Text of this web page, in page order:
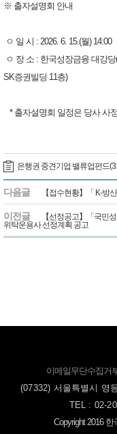
※ 출자설명회 안내
ㅇ 일 시 : 2026. 6. 15.(월) 14:00
ㅇ 장 소 : 한국성장금융 대강
SK증권빌딩 11층)
* 출자설명회 일정은 당사 사
은행권 중견기업 밸류업펀드
다음글 【접수현황】「 K-방
이전글
【선정공고】「국민
위탁운용사 선정계획 공고
이메일무단수집거
(07332) 서울특별시 영
TEL : 02-
Copyright 2016